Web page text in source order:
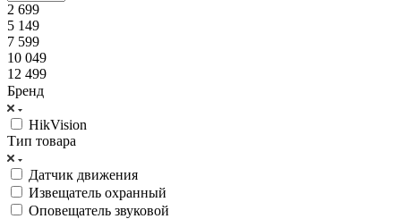
2 699
5 149
7 599
10 049
12 499
Бренд
HikVision
Тип товара
Датчик движения
Извещатель охранный
Оповещатель звуковой